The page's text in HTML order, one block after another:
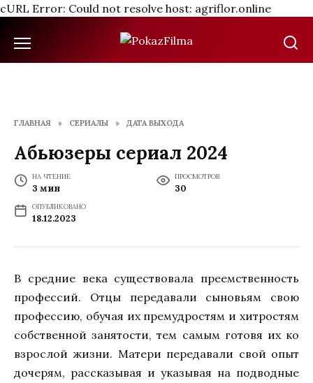
cURL Error: Could not resolve host: agriflor.online
ГЛАВНАЯ » СЕРИАЛЫ » ДАТА ВЫХОДА
Абьюзеры сериал 2024
НА ЧТЕНИЕ
3 мин
ПРОСМОТРОВ
30
ОПУБЛИКОВАНО
18.12.2023
В средние века существовала преемственность
профессий. Отцы передавали сыновьям свою
профессию, обучая их премудростям и хитростям
собственной занятости, тем самым готовя их ко
взрослой жизни. Матери передавали свой опыт
дочерям, рассказывая и указывая на подводные